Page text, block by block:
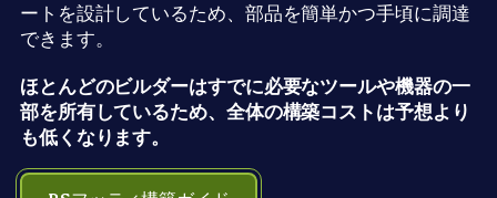
ートを設計しているため、部品を簡単かつ手頃に調達
できます。
ほとんどのビルダーはすでに必要なツールや機器の一
部を所有しているため、全体の構築コストは予想より
も低くなります。